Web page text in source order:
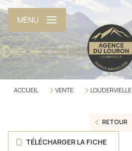
MENU
ACCUEIL VENTE LOUDERVIELLE
RETOUR
TÉLÉCHARGER LA FICHE